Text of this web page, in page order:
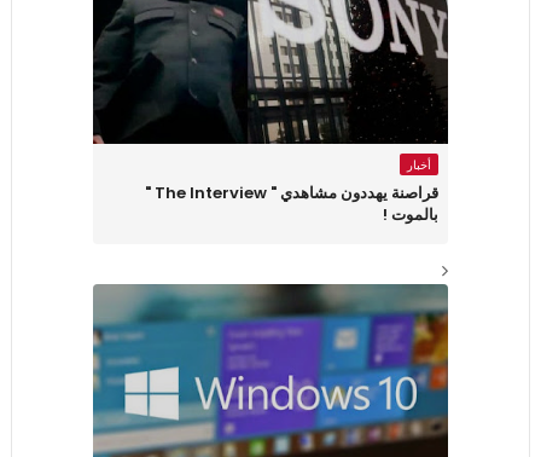
أخبار
قراصنة يهددون مشاهدي " The Interview "
بالموت !